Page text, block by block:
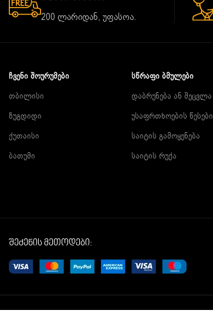
200 ლარიდან, უფასოა.
ᲩᲕᲔᲜᲘ ᲨᲝᲣᲠᲣᲛᲔᲑᲘ
თბილისი
ზუგდიდი
ქუთაისი
ბათუმი
ᲡᲬᲠᲐᲤᲘ ᲑᲛᲣᲚᲔᲑᲘ
დაბრუნება ან შეცვლა
უსაფრთხოების წესები
საიტის გამოყენება
საიტის რუქა
შეძენის მეთოდები: